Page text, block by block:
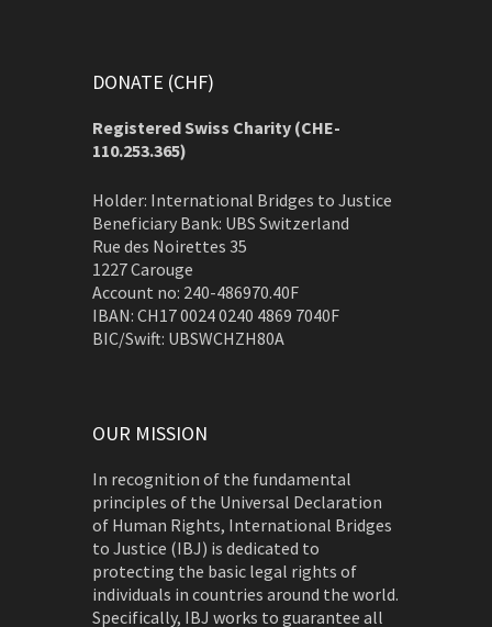
DONATE (CHF)
Registered Swiss Charity (CHE-
110.253.365)
Holder: International Bridges to Justice
Beneficiary Bank: UBS Switzerland
Rue des Noirettes 35
1227 Carouge
Account no: 240-486970.40F
IBAN: CH17 0024 0240 4869 7040F
BIC/Swift: UBSWCHZH80A
OUR MISSION
In recognition of the fundamental
principles of the Universal Declaration
of Human Rights, International Bridges
to Justice (IBJ) is dedicated to
protecting the basic legal rights of
individuals in countries around the world.
Specifically, IBJ works to guarantee all